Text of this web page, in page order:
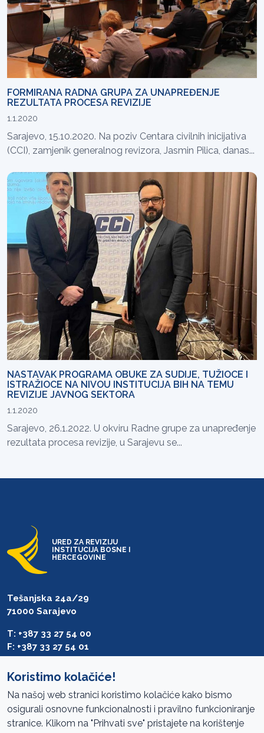
FORMIRANA RADNA GRUPA ZA UNAPREĐENJE
REZULTATA PROCESA REVIZIJE
1.1.2020
Sarajevo, 15.10.2020. Na poziv Centara civilnih inicijativa
(CCI), zamjenik generalnog revizora, Jasmin Pilica, danas...
NASTAVAK PROGRAMA OBUKE ZA SUDIJE, TUŽIOCE I
ISTRAŽIOCE NA NIVOU INSTITUCIJA BIH NA TEMU
REVIZIJE JAVNOG SEKTORA
1.1.2020
Sarajevo, 26.1.2022. U okviru Radne grupe za unapređenje
rezultata procesa revizije, u Sarajevu se...
URED ZA REVIZIJU
INSTITUCIJA BOSNE I
HERCEGOVINE
Tešanjska 24a/29
71000 Sarajevo
T: +387 33 27 54 00
F: +387 33 27 54 01
Pristup informacijama
Koristimo kolačiće!
Na našoj web stranici koristimo kolačiće kako bismo
osigurali osnovne funkcionalnosti i pravilno funkcioniranje
stranice. Klikom na "Prihvati sve" pristajete na korištenje